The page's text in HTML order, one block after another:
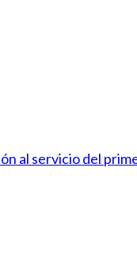
al servicio del